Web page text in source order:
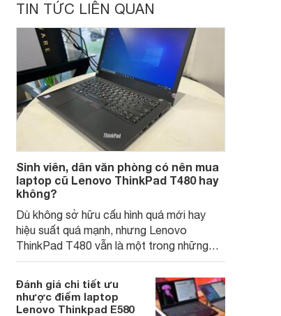
TIN TỨC LIÊN QUAN
Sinh viên, dân văn phòng có nên mua
laptop cũ Lenovo ThinkPad T480 hay
không?
Dù không sở hữu cấu hình quá mới hay
hiệu suất quá mạnh, nhưng Lenovo
ThinkPad T480 vẫn là một trong những
chiếc laptop cũ mang lại giá trị tốt nhất so
với đồng tiền, một công cụ làm việc và
học tập bền bỉ mà chắc chắn sinh viên,
dân văn phòng sẽ cần.
Đánh giá chi tiết ưu
nhược điểm laptop
Lenovo Thinkpad E580